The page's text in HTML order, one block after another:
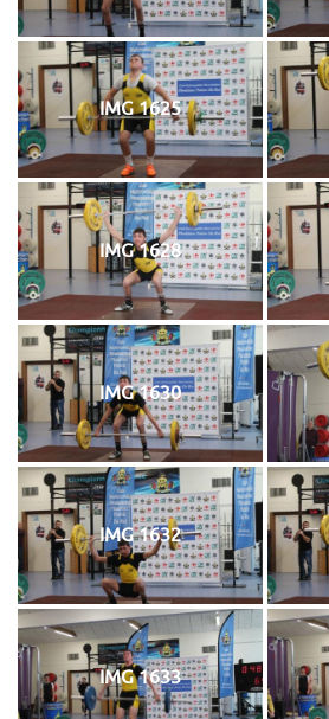
IMG 1625
IMG 1628
IMG 1630
IMG 1632
IMG 1633